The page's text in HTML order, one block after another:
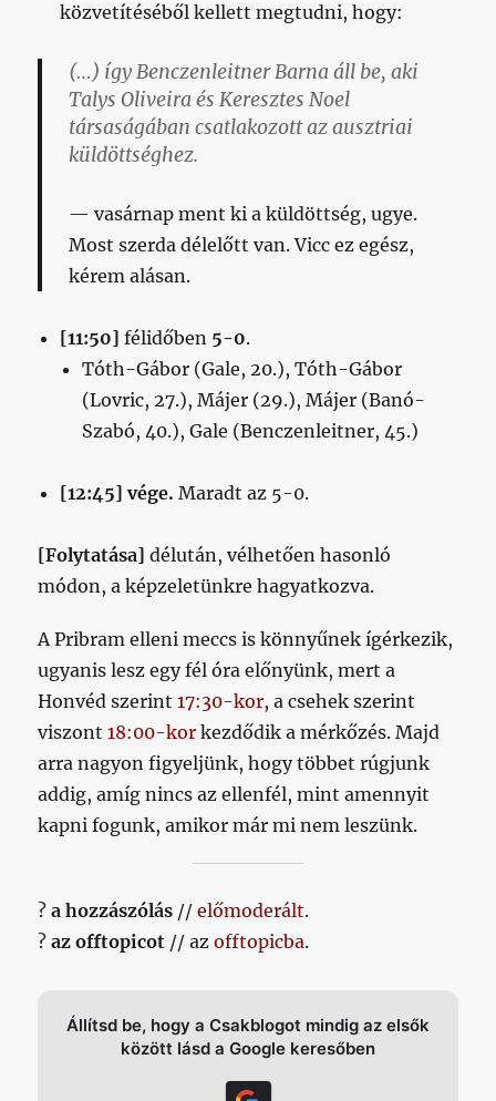
közvetítéséből kellett megtudni, hogy:
(…) így Benczenleitner Barna áll be, aki
Talys Oliveira és Keresztes Noel
társaságában csatlakozott az ausztriai
küldöttséghez.
vasárnap ment ki a küldöttség, ugye.
Most szerda délelőtt van. Vicc ez egész,
kérem alásan.
[11:50] félidőben 5-0.
Tóth-Gábor (Gale, 20.), Tóth-Gábor
(Lovric, 27.), Májer (29.), Májer (Banó-
Szabó, 40.), Gale (Benczenleitner, 45.)
[12:45] vége. Maradt az 5-0.
[Folytatása]délután, vélhetően hasonló
módon, a képzeletünkre hagyatkozva.
A Pribram elleni meccs is könnyűnek ígérkezik,
ugyanis lesz egy fél óra előnyünk, mert a
Honvéd szerint17:30-kor, a csehek szerint
viszont18:00-kor kezdődik a mérkőzés. Majd
arra nagyon figyeljünk, hogy többet rúgjunk
addig, amíg nincs az ellenfél, mint amennyit
kapni fogunk, amikor már mi nem leszünk.
?a hozzászólás //előmoderált.
?az offtopicot // azofftopicba.
Állítsd be, hogy a Csakblogot mindig az elsők
között lásd a Google keresőben